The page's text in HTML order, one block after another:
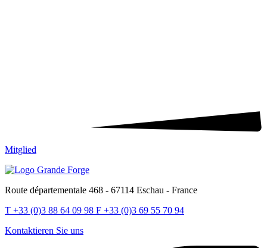
Mitglied
Route départementale 468 - 67114 Eschau - France
T +33 (0)3 88 64 09 98 F +33 (0)3 69 55 70 94
Kontaktieren Sie uns